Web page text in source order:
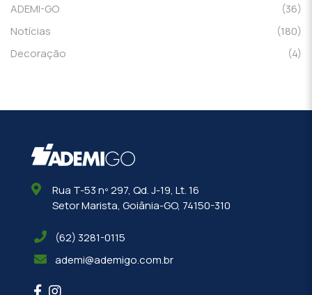
ADEMI-GO
(36)
Notícias
(180)
Decoração
(4)
Rua T-53 nº 297, Qd. J-19, Lt. 16
Setor Marista, Goiânia-GO, 74150-310
(62) 3281-0115
ademi@ademigo.com.br